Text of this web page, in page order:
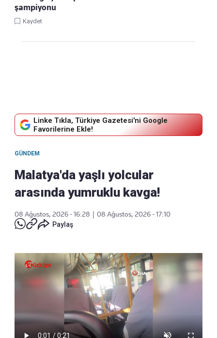
şampiyonu
Kaydet
Linke Tıkla, Türkiye Gazetesi'ni Google
Favorilerine Ekle!
GÜNDEM
Malatya'da yaşlı yolcular
arasında yumruklu kavga!
08 Ağustos, 2026 - 16:28
08 Ağustos, 2026 - 17:10
Paylaş